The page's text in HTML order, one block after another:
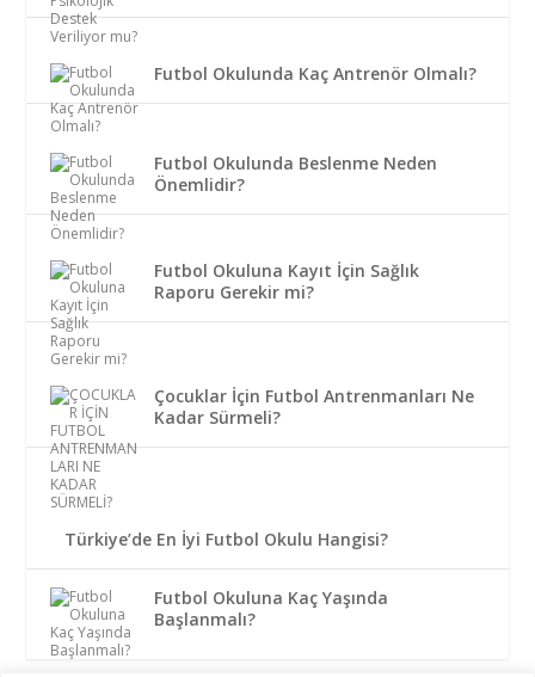
Futbol Okulunda Kaç Antrenör Olmalı?
Futbol Okulunda Beslenme Neden
Önemlidir?
Futbol Okuluna Kayıt İçin Sağlık
Raporu Gerekir mi?
Çocuklar İçin Futbol Antrenmanları Ne
Kadar Sürmeli?
Türkiye’de En İyi Futbol Okulu Hangisi?
Futbol Okuluna Kaç Yaşında
Başlanmalı?